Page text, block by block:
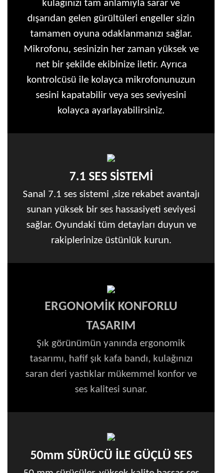
kulağınızı tam anlamıyla sarar ve
dışarıdan gelen gürültüleri engeller sizin
tamamen oyuna odaklanmanızı sağlar.
Mikrofonu, sesinizin her zaman yüksek ve
net bir şekilde ekibinize iletir. Ayrıca
kontrolcüsü ile kolayca mikrofonunuzun
sesini kapatabilir veya ses seviyesini
kolayca ayarlayabilirsiniz.
7.1 SES SİSTEMİ
Sanal 7.1 ses sistemi ,size rekabet avantajı
sunan yüksek bir ses hassasiyeti seviyesi
sağlar. Oyundaki tüm detayları duyun ve
rakiplerinize üstünlük kurun.
ERGONOMİK KONFORLU
TASARIM
Şık görünümün yanında ergonomik
tasarımı, hafif şık kafa bandı, kulağınızı
saran deri yastıklar mükemmel konfor ve
ses kalitesi sunar.
50mm SÜRÜCÜ İLE GÜÇLÜ SES